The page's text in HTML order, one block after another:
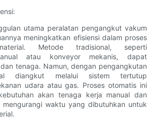
utama peralatan pengangkut vakum
meningkatkan efisiensi dalam proses
Metode tradisional, seperti
atau konveyor mekanis, dapat
tenaga. Namun, dengan pengangkutan
diangkut melalui sistem tertutup
udara atau gas. Proses otomatis ini
akan tenaga kerja manual dan
mengurangi waktu yang dibutuhkan untuk